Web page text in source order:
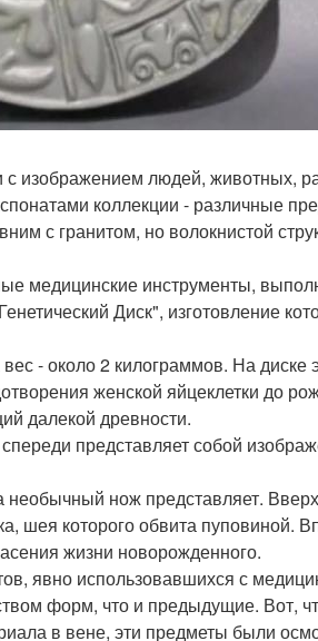
с изображением людей, животных,
коллекции - различные
с гранитом, но волокнистой
медицинские инструменты,
Диск", изготовление
- около 2 килограммов. На
женской яйцеклетки до
далекой древности.
представляет собой
нож представляет.
шея которого обвита пуповиной.
жизни новорожденного.
явно использовавшихся с
форм, что и предыдущие. Вот,
в вене, эти предметы были